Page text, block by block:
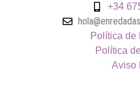
+34
Política de
Política
Aviso